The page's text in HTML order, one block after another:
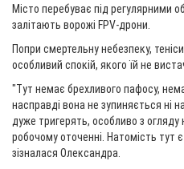
Місто перебуває під регулярними
залітають ворожі FPV-дрони.
Попри смертельну небезпеку,
особливий спокій, якого їй не
"Тут немає брехливого пафосу,
насправді вона не зупиняється ні
дуже тригерять, особливо з
робочому оточенні. Натомість тут
зізналася Олександра.